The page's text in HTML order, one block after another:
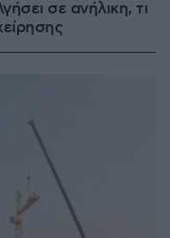
σε ανήλικη, τι